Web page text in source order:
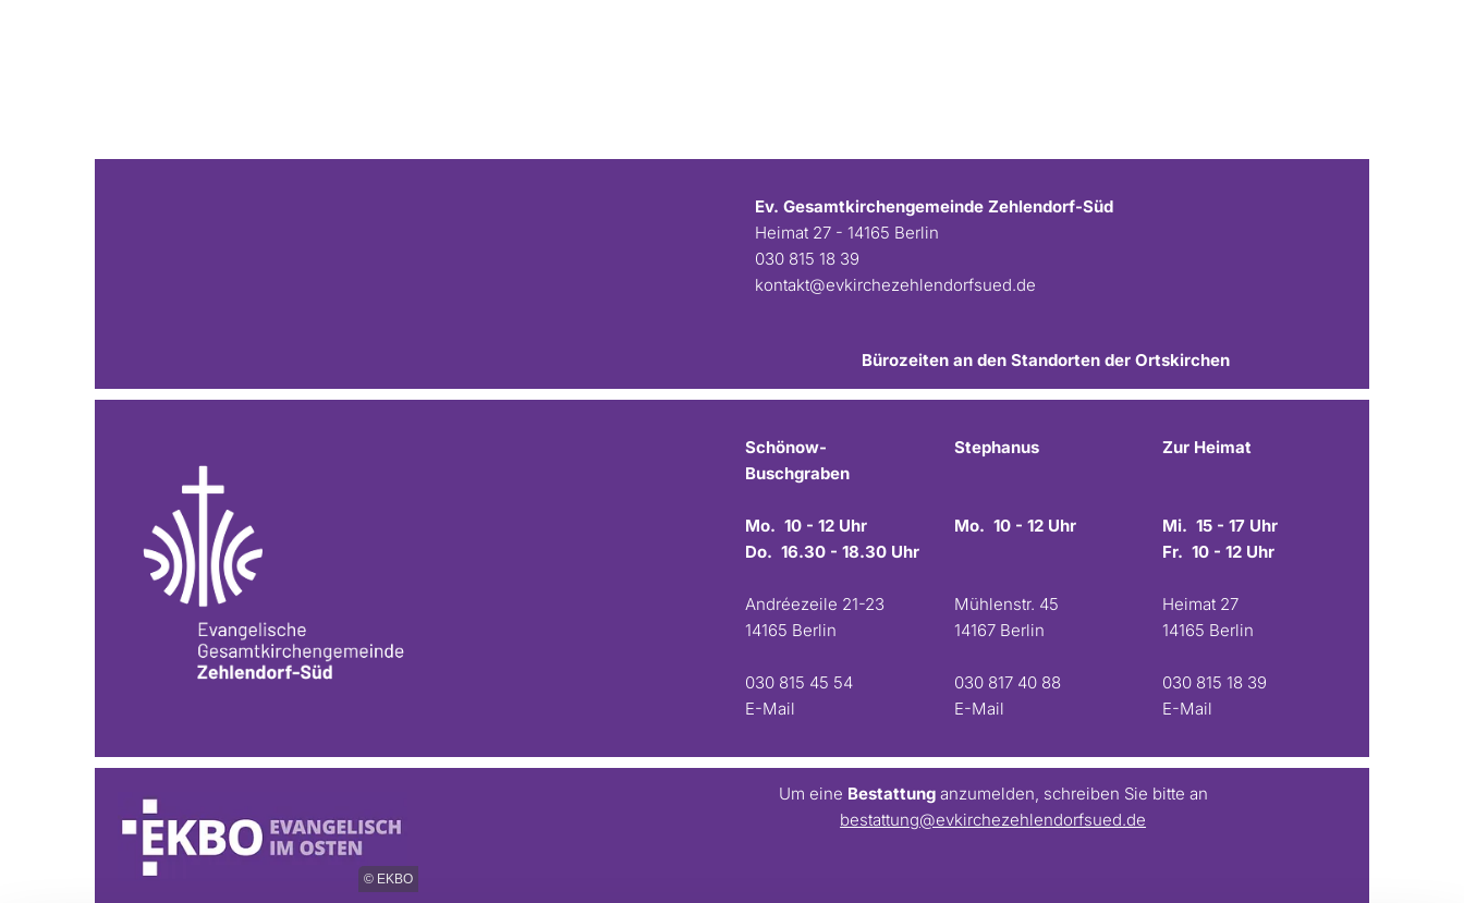
Ev. Gesamtkirchengemeinde Zehlendorf-Süd
Heimat 27 - 14165 Berlin
030 815 18 39
kontakt@evkirchezehlendorfsued.de
Bürozeiten an den Standorten der Ortskirchen
Schönow-
Buschgraben
Mo. 10 - 12 Uhr
Do. 16.30 - 18.30 Uhr
Andréezeile 21-23
14165 Berlin
030 815 45 54
E-Mail
Stephanus
Mo. 10 - 12 Uhr
Mühlenstr. 45
14167 Berlin
030 817 40 88
E-Mail
Zur Heimat
Mi. 15 - 17 Uhr
Fr. 10 - 12 Uhr
Heimat 27
14165 Berlin
030 815 18 39
E-Mail
© EKBO
Um eine Bestattunganzumelden, schreiben Sie bitte an
bestattung@evkirchezehlendorfsued.de